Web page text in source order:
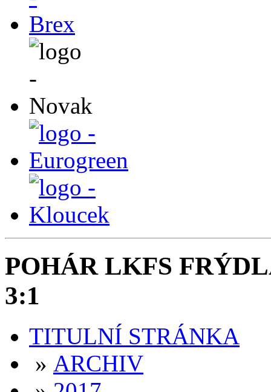
POHÁR LKFS
3:1
TITULNÍ STRÁNKA
» ARCHIV